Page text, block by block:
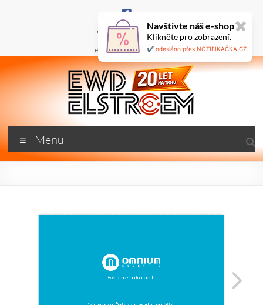
+420 777 687 800
ewd@ewdel.cz
🇬🇧
ewdel.cz
…
Menu
Navštivte náš e-shop✖
Klikněte pro zobrazení.
✔️ odesláno přes NOTIFIKAČKA.CZ